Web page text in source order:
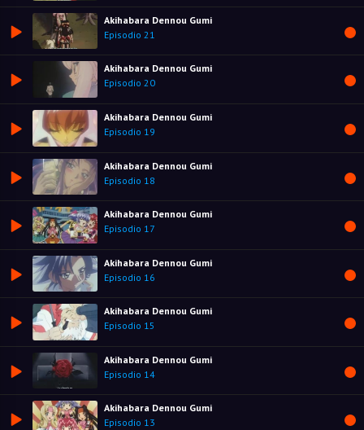
Akihabara Dennou Gumi
Episodio 21
Akihabara Dennou Gumi
Episodio 20
Akihabara Dennou Gumi
Episodio 19
Akihabara Dennou Gumi
Episodio 18
Akihabara Dennou Gumi
Episodio 17
Akihabara Dennou Gumi
Episodio 16
Akihabara Dennou Gumi
Episodio 15
Akihabara Dennou Gumi
Episodio 14
Akihabara Dennou Gumi
Episodio 13